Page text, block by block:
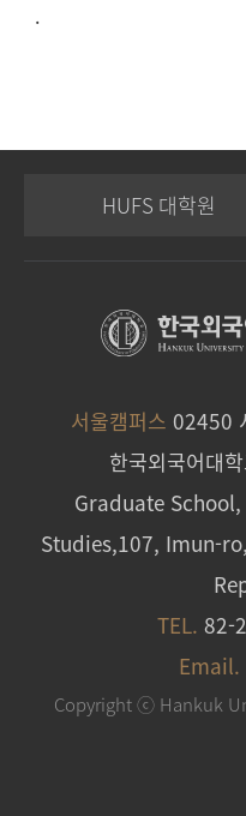
.
HUFS 대학원
서울캠퍼스 02450
한국외국어대
Graduate
Studies,107, Imun-
TEL. 82-
Email.
Copyright ⓒ Hankuk